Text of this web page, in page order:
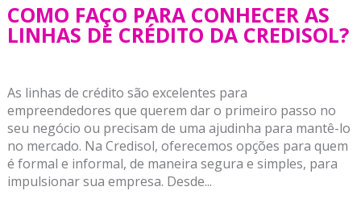
COMO FAÇO PARA CONHECER AS
LINHAS DE CRÉDITO DA CREDISOL?
As linhas de crédito são excelentes para
empreendedores que querem dar o primeiro passo no
seu negócio ou precisam de uma ajudinha para mantê-lo
no mercado. Na Credisol, oferecemos opções para quem
é formal e informal, de maneira segura e simples, para
impulsionar sua empresa. Desde...